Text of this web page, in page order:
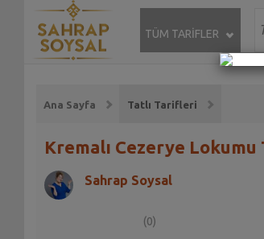
TÜM TARİFLER
Ana Sayfa Tatlı Tarifleri
Kremalı Cezerye Lokumu
Sahrap Soysal
(0)